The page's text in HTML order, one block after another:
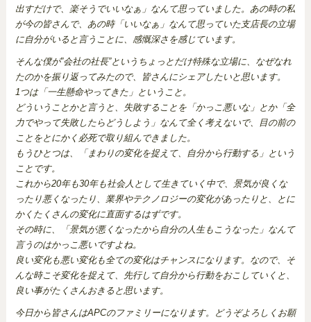
出すだけで、楽そうでいいなぁ」なんて思っていました。あの時の私
が今の皆さんで、あの時「いいなぁ」なんて思っていた支店長の立場
に自分がいると言うことに、感慨深さを感じています。
そんな僕が”会社の社長”というちょっとだけ特殊な立場に、なぜなれ
たのかを振り返ってみたので、皆さんにシェアしたいと思います。
1つは「一生懸命やってきた」ということ。
どういうことかと言うと、失敗することを「かっこ悪いな」とか「全
力でやって失敗したらどうしよう」なんて全く考えないで、目の前の
ことをとにかく必死で取り組んできました。
もうひとつは、「まわりの変化を捉えて、自分から行動する」という
ことです。
これから20年も30年も社会人として生きていく中で、景気が良くな
ったり悪くなったり、業界やテクノロジーの変化があったりと、とに
かくたくさんの変化に直面するはずです。
その時に、「景気が悪くなったから自分の人生もこうなった」なんて
言うのはかっこ悪いですよね。
良い変化も悪い変化も全ての変化はチャンスになります。なので、そ
んな時こそ変化を捉えて、先行して自分から行動をおこしていくと、
良い事がたくさんおきると思います。
今日から皆さんはAPCのファミリーになります。どうぞよろしくお願